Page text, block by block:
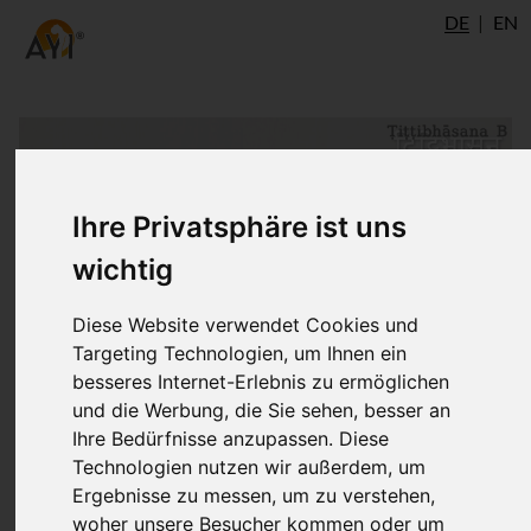
Ihre Privatsphäre ist uns
wichtig
Diese Website verwendet Cookies und
Targeting Technologien, um Ihnen ein
besseres Internet-Erlebnis zu ermöglichen
und die Werbung, die Sie sehen, besser an
Ihre Bedürfnisse anzupassen. Diese
Technologien nutzen wir außerdem, um
Ergebnisse zu messen, um zu verstehen,
woher unsere Besucher kommen oder um
DE EN